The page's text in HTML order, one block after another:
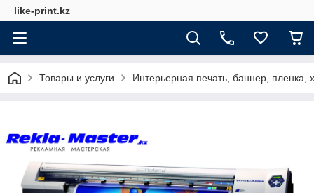
like-print.kz
Товары и услуги Интерьерная печать, баннер, пленка,